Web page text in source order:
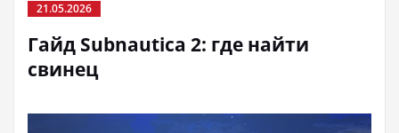
21.05.2026
Гайд Subnautica 2: где найти
свинец